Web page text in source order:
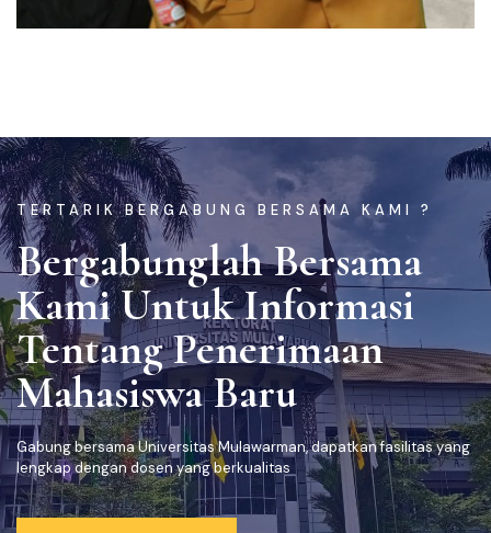
TERTARIK BERGABUNG BERSAMA KAMI ?
Bergabunglah Bersama
Kami Untuk Informasi
Tentang Penerimaan
Mahasiswa Baru
Gabung bersama Universitas Mulawarman, dapatkan fasilitas yang
lengkap dengan dosen yang berkualitas